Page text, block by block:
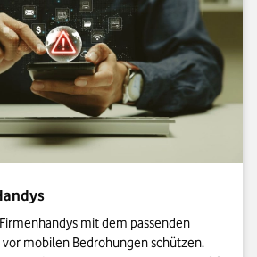
mit dem passenden
mobilen Bedrohungen schützen.